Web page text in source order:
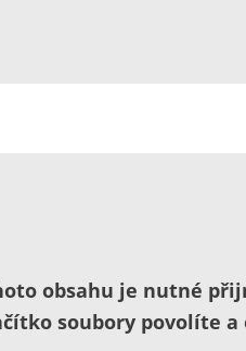
obsahu je nutné
soubory povolíte a